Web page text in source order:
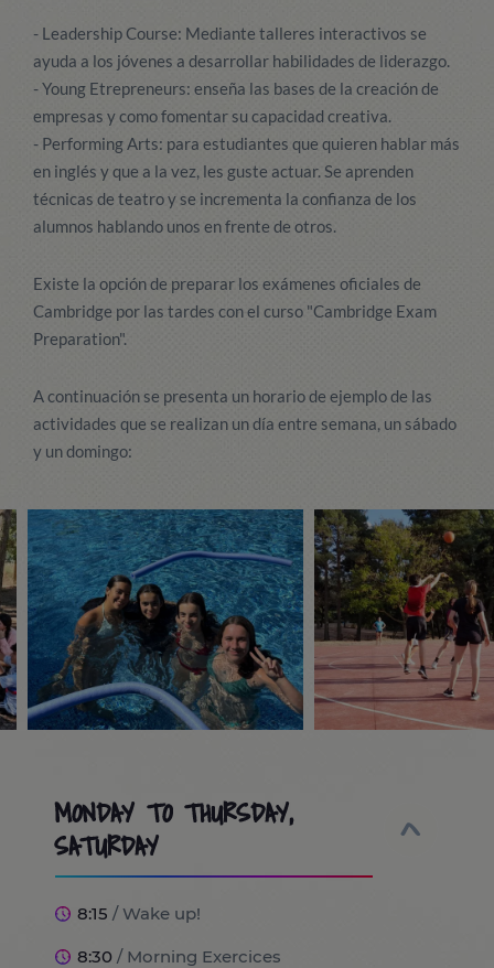
- Leadership Course: Mediante talleres interactivos se
ayuda a los jóvenes a desarrollar habilidades de liderazgo.
- Young Etrepreneurs: enseña las bases de la creación de
empresas y como fomentar su capacidad creativa.
- Performing Arts: para estudiantes que quieren hablar más
en inglés y que a la vez, les guste actuar. Se aprenden
técnicas de teatro y se incrementa la confianza de los
alumnos hablando unos en frente de otros.
Existe la opción de preparar los exámenes oficiales de
Cambridge por las tardes con el curso "Cambridge Exam
Preparation".
A continuación se presenta un horario de ejemplo de las
actividades que se realizan un día entre semana, un sábado
y un domingo:
MONDAY TO THURSDAY,
SATURDAY
8:15 / Wake up!
8:30 / Morning Exercices